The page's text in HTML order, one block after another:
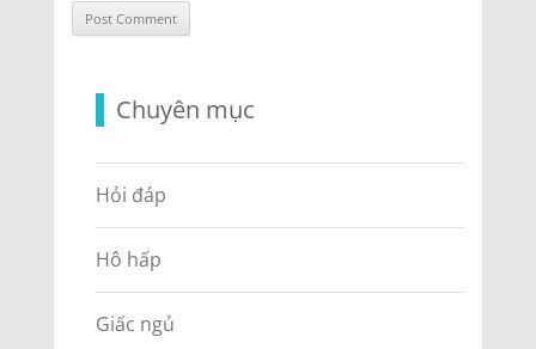
Chuyên mục
Hỏi đáp
Hô hấp
Giấc ngủ